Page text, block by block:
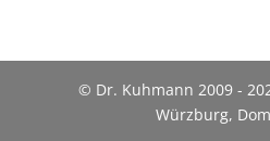
© Dr. Kuhmann 2009 -
Würzburg,